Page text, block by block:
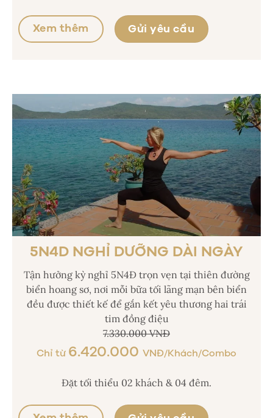
Xem thêm Gửi yêu cầu
5N4D NGHỈ DƯỠNG DÀI NGÀY
Tận hưởng kỳ nghỉ 5N4Đ trọn vẹn tại thiên đường
biển hoang sơ, nơi mỗi bữa tối lãng mạn bên biển
đều được thiết kế để gắn kết yêu thương hai trái
tim đồng điệu
7.330.000 VNĐ
Chỉ từ 6.420.000 VNĐ/Khách/Combo
Đặt tối thiểu 02 khách & 04 đêm.